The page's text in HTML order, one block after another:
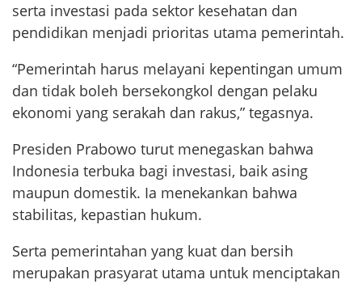
serta investasi pada sektor kesehatan dan
pendidikan menjadi prioritas utama pemerintah.
“Pemerintah harus melayani kepentingan umum
dan tidak boleh bersekongkol dengan pelaku
ekonomi yang serakah dan rakus,” tegasnya.
Presiden Prabowo turut menegaskan bahwa
Indonesia terbuka bagi investasi, baik asing
maupun domestik. Ia menekankan bahwa
stabilitas, kepastian hukum.
Serta pemerintahan yang kuat dan bersih
merupakan prasyarat utama untuk menciptakan